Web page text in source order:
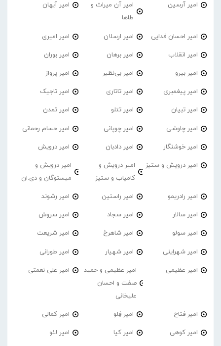
امیر آرسین
امیر آن میراث و
طاها
امیر آیهان
امیر احسان فدایی امیر ارسلان امیر امیری
امیر انقلاب امیر برهان امیر‌ بوران
امیر بیرو امیر بی‌نظیر امیر پرواز
امیر پیغمبری امیر تاتاری امیر تاجیک
امیر تبیان امیر تتلو امیر تمدن
امیر چاوشی امیر چوپانی امیر حسام رحمانی
امیر خوشنگار امیر دادبان امیر درویش
امیر درویش و ستیز
امیر درویش و
کامیاب و ستیز
امیر درویش و
میستوگان و دی.ان
امیر رادریمو امیر راستین امیر رشوند
امیر سالار امیر سجاد امیر سروش
امیر سولو امیر شاهرخ امیر شریعت
امیر شهراینی امیر شهیار امیر طورانی
امیر عظیمی
امیر عظیمی و حمید
صفت و احسان
علیخانی
امیر علی نعمتی
امیر فتاح امیر فِلو امیر کمالی
امیر کوهی امیر کیا امیر لئو